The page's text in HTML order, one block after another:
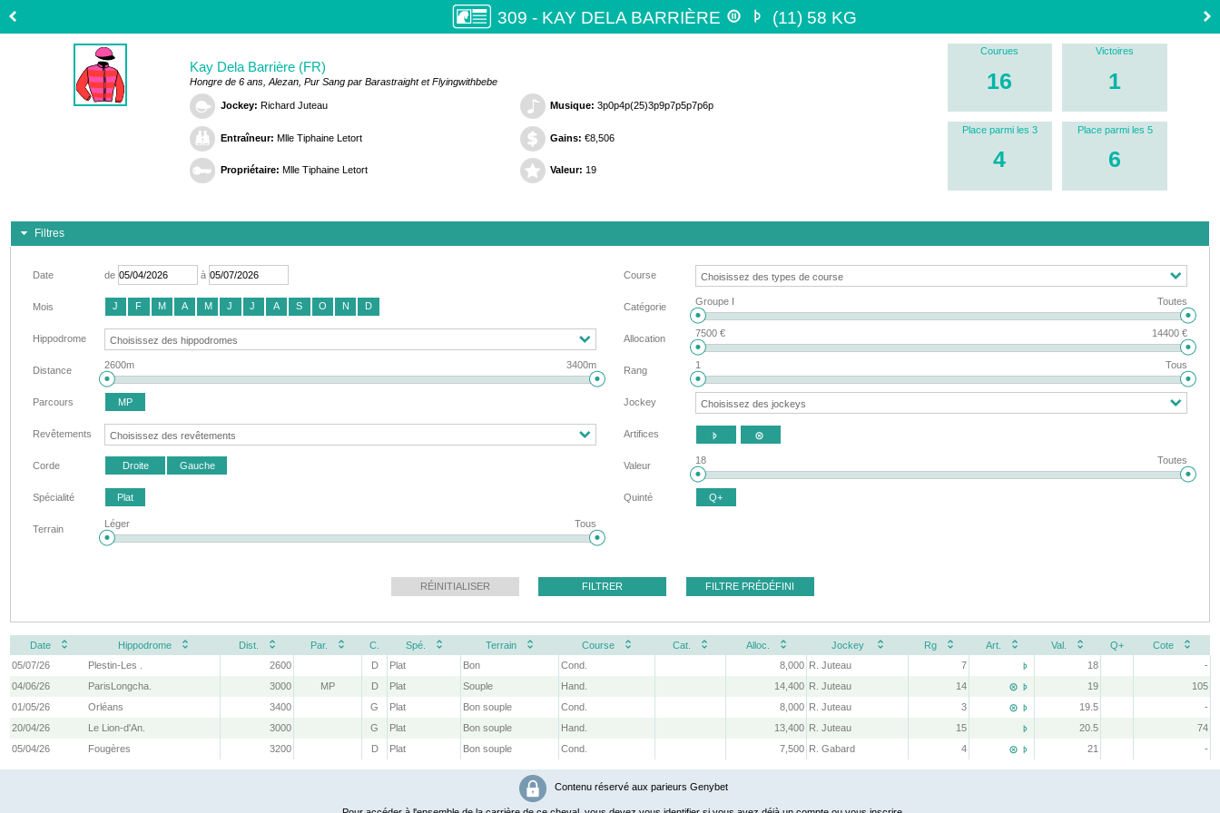
309 - KAY DELA BARRIÈRE   (11) 58 KG
Kay Dela Barrière (FR)
Hongre de 6 ans, Alezan, Pur Sang par Barastraight et Flyingwithbebe
Jockey: Richard Juteau
Entraîneur: Mlle Tiphaine Letort
Propriétaire: Mlle Tiphaine Letort
Musique: 3p0p4p(25)3p9p7p5p7p6p
Gains: €8,506
Valeur: 19
Courues
16
Victoires
1
Place parmi les 3
4
Place parmi les 5
6
Filtres
Date de à
Mois J F M A M J J A S O N D
Hippodrome
Distance 2600m 3400m
Parcours MP
Revêtements
Corde Droite Gauche
Spécialité Plat
Terrain Léger Tous
Course
Catégorie Groupe I Toutes
Allocation 7500 € 14400 €
Rang 1 Tous
Jockey
Artifices  
Valeur 18 Toutes
Quinté Q+
RÉINITIALISER FILTRER FILTRE PRÉDÉFINI
Date Hippodrome Dist. Par. C. Spé. Terrain Course Cat. Alloc. Jockey Rg Art. Val. Q+
Cote
05/07/26
Plestin-Les . 2600 D Plat Bon Cond. 8,000 R. Juteau 7  18
-
04/06/26
ParisLongcha. 3000 MP D Plat Souple Hand. 14,400 R. Juteau 14 
 19
105
01/05/26
Orléans 3400 G Plat Bon souple Cond. 8,000 R. Juteau 3 
 19.5
-
20/04/26
Le Lion-d'An. 3000 G Plat Bon souple Hand. 13,400 R. Juteau 15  20.5
74
05/04/26
Fougères 3200 D Plat Bon souple Cond. 7,500 R. Gabard 4 
 21 -
Contenu réservé aux parieurs Genybet